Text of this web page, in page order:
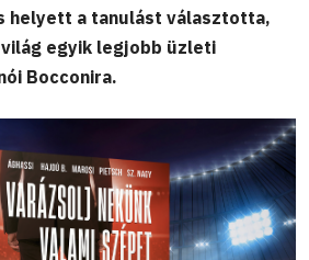
helyett a tanulást választotta,
egyik legjobb üzleti
Bocconira.